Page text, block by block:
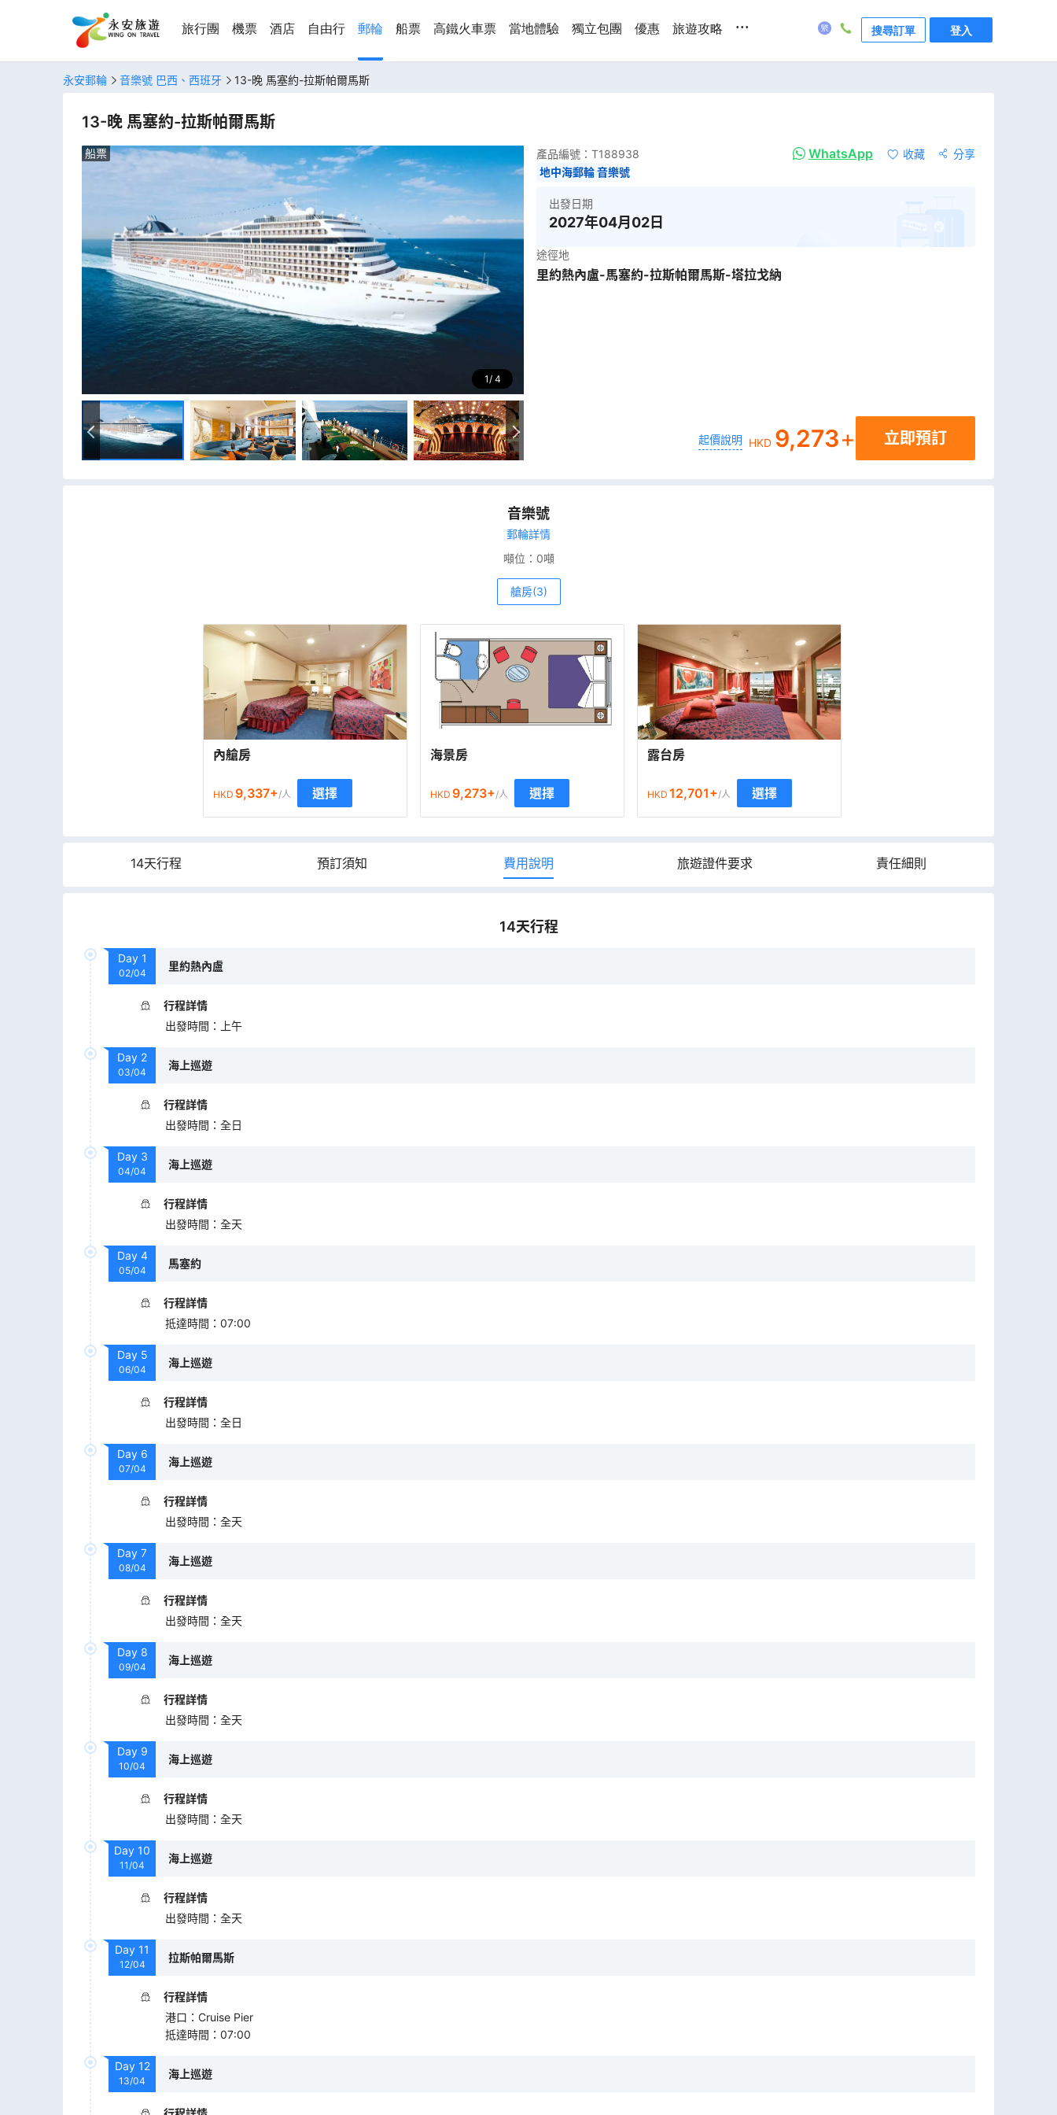
旅行團 機票 酒店 自由行 郵輪 船票 高鐵火車票 當地體驗 獨立包團 優惠 旅遊攻略 ... 搜尋訂單 登入
永安郵輪 音樂號 巴西、西班牙 13-晚 馬塞約-拉斯帕爾馬斯
13-晚 馬塞約-拉斯帕爾馬斯
1 4
船票 產品編號： T188938 WhatsApp 收藏
分享
地中海郵輪 音樂號
出發日期
2027年04月02日
途徑地
里約熱內盧-馬塞約-拉斯帕爾馬斯-塔拉戈納
起價說明 HKD 9,273+ 立即預訂
音樂號
郵輪詳情
噸位： 0噸
艙房(3)
內艙房
HKD 9,337+/人 選擇
海景房
HKD 9,273+/人 選擇
露台房
HKD 12,701+/人 選擇
14天行程 預訂須知 費用說明 旅遊證件要求 責任細則
14天行程
Day 1
02/04
里約熱內盧
行程詳情
出發時間 ： 上午
Day 2
03/04
海上巡遊
行程詳情
出發時間 ： 全日
Day 3
04/04
海上巡遊
行程詳情
出發時間 ： 全天
Day 4
05/04
馬塞約
行程詳情
抵達時間 ： 07:00
Day 5
06/04
海上巡遊
行程詳情
出發時間 ： 全日
Day 6
07/04
海上巡遊
行程詳情
出發時間 ： 全天
Day 7
08/04
海上巡遊
行程詳情
出發時間 ： 全天
Day 8
09/04
海上巡遊
行程詳情
出發時間 ： 全天
Day 9
10/04
海上巡遊
行程詳情
出發時間 ： 全天
Day 10
11/04
海上巡遊
行程詳情
出發時間 ： 全天
Day 11
12/04
拉斯帕爾馬斯
行程詳情
港口 ： Cruise Pier
抵達時間 ： 07:00
Day 12
13/04
海上巡遊